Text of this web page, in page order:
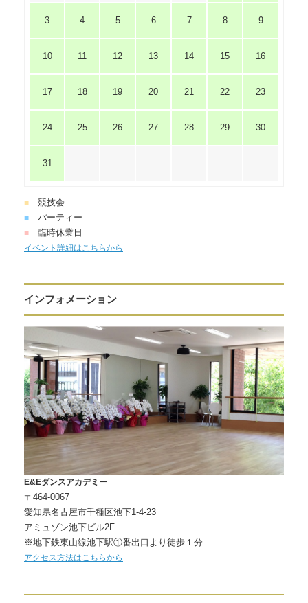
3 4 5 6 7 8 9
10 11 12 13 14 15 16
17 18 19 20 21 22 23
24 25 26 27 28 29 30
31
■ 競技会
■ パーティー
■ 臨時休業日
イベント詳細はこちらから
インフォメーション
E&Eダンスアカデミー
〒464-0067
愛知県名古屋市千種区池下1-4-23
アミュゾン池下ビル2F
※地下鉄東山線池下駅①番出口より徒歩１分
アクセス方法はこちらから